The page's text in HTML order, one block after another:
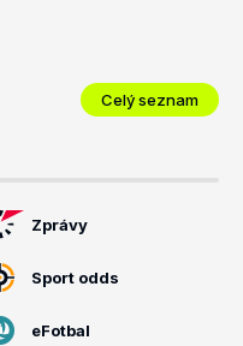
Celý seznam
Zprávy
Sport odds
eFotbal